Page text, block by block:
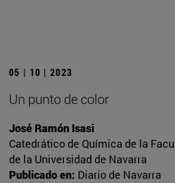
05 | 10 | 2023
Un punto de color
José Ramón Isasi
Catedrático de Química de la
de la Universidad de Navarra
Publicado en: Diario de Navarra